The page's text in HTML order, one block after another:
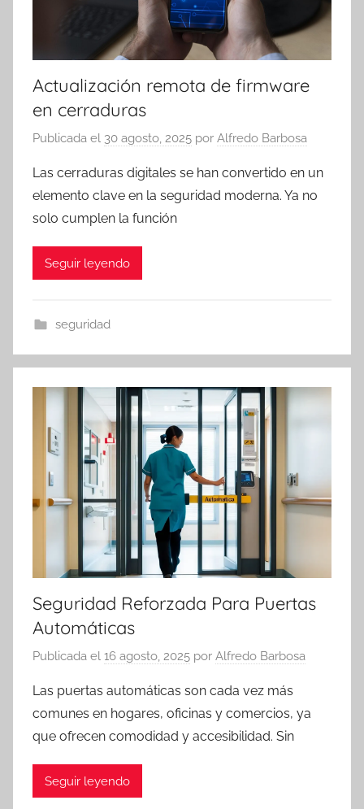
Actualización remota de firmware
en cerraduras
Publicada el 30 agosto, 2025 por Alfredo Barbosa
Las cerraduras digitales se han convertido en un
elemento clave en la seguridad moderna. Ya no
solo cumplen la función
Seguir leyendo
seguridad
Seguridad Reforzada Para Puertas
Automáticas
Publicada el 16 agosto, 2025 por Alfredo Barbosa
Las puertas automáticas son cada vez más
comunes en hogares, oficinas y comercios, ya
que ofrecen comodidad y accesibilidad. Sin
Seguir leyendo